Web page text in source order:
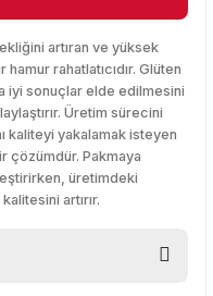
artıran ve yüksek
rahatlatıcıdır. Glüten
iyi sonuçlar elde edilmesini
Üretim sürecini
kaliteyi yakalamak isteyen
çözümdür. Pakmaya
üretimdeki
artırır.